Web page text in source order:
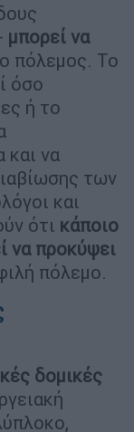
μπορεί να
ο πόλεμος. Το
όσο
ή το
και να
των
και
ότι κάποιο
να προκύψει
πόλεμο.
δομικές